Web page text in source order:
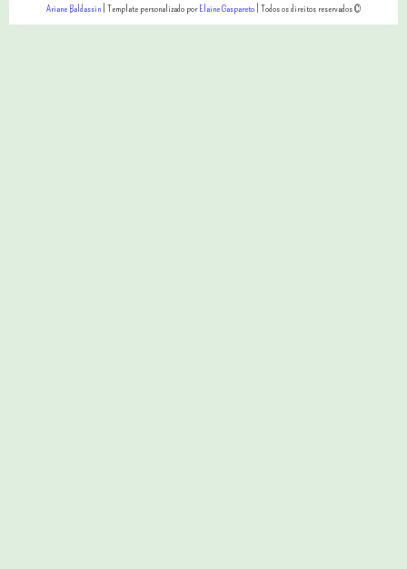
Ariane Baldassin| Template personalizado porElaine Gaspareto| Todos os direitos reservados ©